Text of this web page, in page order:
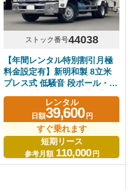
ストック番号44038
【年間レンタル特別割引月極
料金設定有】新明和製 8立米
プレス式 低騒音 段ボール・造
園対応 【8立米クラス】【長
期レンタル・リースOK】【段
ボール対応・造園業者様対
レンタル
日額39,600 円
すぐ乗れます
短期リース
参考月額 110,000 円